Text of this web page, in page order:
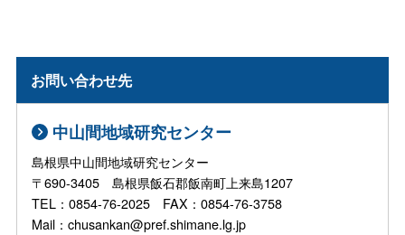
お問い合わせ先
中山間地域研究センター
島根県中山間地域研究センター
〒690-3405 島根県飯石郡飯南町上来島1207
TEL：0854-76-2025 FAX：0854-76-3758
Mail：chusankan@pref.shimane.lg.jp